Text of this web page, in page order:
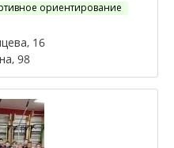
ориентирование
16
98